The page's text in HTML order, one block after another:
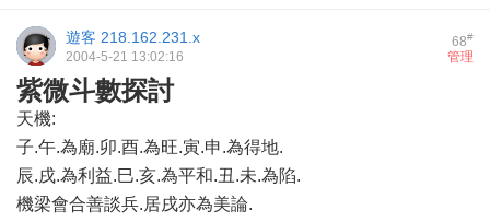
68#
遊客 218.162.231.x
管理
2004-5-21 13:02:16
紫微斗數探討
天機:
子.午.為廟.卯.酉.為旺.寅.申.為得地.
辰.戌.為利益.巳.亥.為平和.丑.未.為陷.
機梁會合善談兵.居戌亦為美論.